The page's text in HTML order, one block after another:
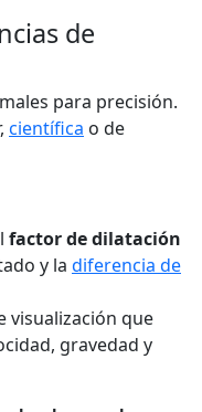
de
para precisión.
científica o de
factor de dilatación
y la diferencia de
visualización que
gravedad y